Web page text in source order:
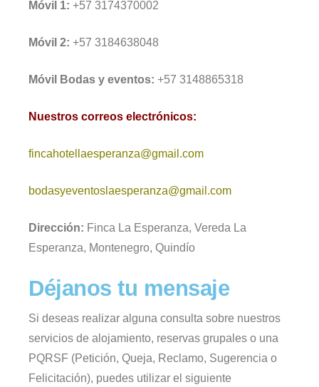
Móvil 1: +57 3174370002
Móvil 2: +57 3184638048
Móvil Bodas y eventos: +57 3148865318
Nuestros correos electrónicos:
fincahotellaesperanza@gmail.com
bodasyeventoslaesperanza@gmail.com
Dirección: Finca La Esperanza, Vereda La
Esperanza, Montenegro, Quindío
Déjanos tu mensaje
Si deseas realizar alguna consulta sobre nuestros
servicios de alojamiento, reservas grupales o una
PQRSF (Petición, Queja, Reclamo, Sugerencia o
Felicitación), puedes utilizar el siguiente